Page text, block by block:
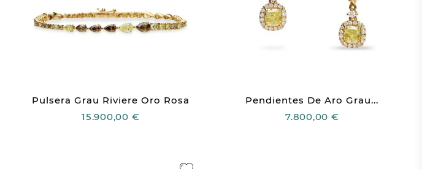
Pulsera Grau Riviere Oro Rosa
15.900,00 €
Pendientes De Aro Grau...
7.800,00 €